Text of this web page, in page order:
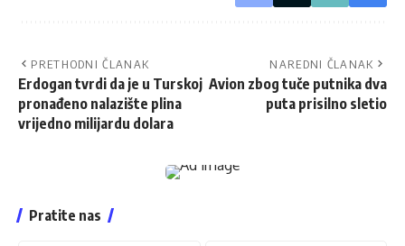
PRETHODNI ČLANAK
Erdogan tvrdi da je u Turskoj
pronađeno nalazište plina
vrijedno milijardu dolara
NAREDNI ČLANAK
Avion zbog tuče putnika dva
puta prisilno sletio
Pratite nas